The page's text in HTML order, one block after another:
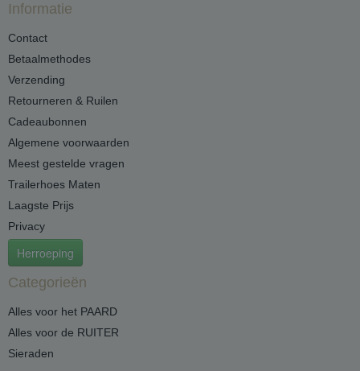
Informatie
Contact
Betaalmethodes
Verzending
Retourneren & Ruilen
Cadeaubonnen
Algemene voorwaarden
Meest gestelde vragen
Trailerhoes Maten
Laagste Prijs
Privacy
Herroeping
Categorieën
Alles voor het PAARD
Alles voor de RUITER
Sieraden